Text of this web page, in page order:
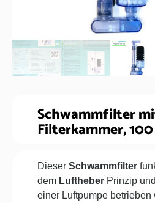
Schwammfilter
Filterkammer,
Dieser Schwammfilter
dem Luftheber Prinzip
einer Luftpumpe betrieben